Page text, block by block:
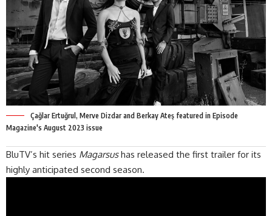
Çağlar Ertuğrul, Merve Dizdar and Berkay Ateş featured in Episode
Magazine's August 2023 issue
BluTV’s hit series Magarsushas released the first trailer for its
highly anticipated second season.